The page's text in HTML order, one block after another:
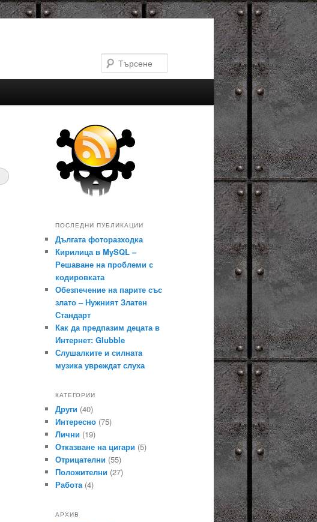
ПОСЛЕДНИ ПУБЛИКАЦИИ
Дългата фоторазходка
Кирилица в MySQL –
Решаване на проблеми с
кодировката
Обезпечение на парите със
злато – Нужният Златен
Стандарт
Как да предпазим децата в
Интернет: Glubble
Слушалките и силната
музика увреждат слуха
КАТЕГОРИИ
Други (40)
Интересно (75)
Лични (19)
Отказване на цигари (5)
Отрицателни (55)
Положителни (27)
Работа(4)
АРХИВ